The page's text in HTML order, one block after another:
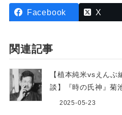
Facebook X
関連記事
【植本純米vsえん
談】『時の氏神』菊
2025-05-23